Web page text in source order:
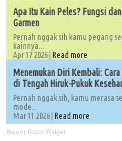
Apa Itu Kain Peles? Fungsi
Garmen
Pernah nggak sih kamu pegang
kainnya...
Apr 17 2026 | Read more
Menemukan Diri Kembali:
di Tengah Hiruk-Pukuk
Pernah nggak sih, kamu merasa
mode...
Mar 11 2026 | Read more
Recent Posts Widget